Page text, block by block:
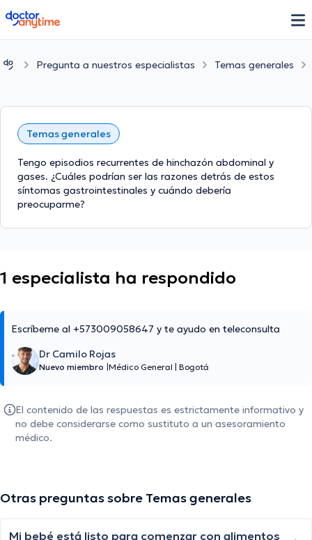
doctoranytime
Pregunta a nuestros especialistas Temas generales
Temas generales
Tengo episodios recurrentes de hinchazón abdominal y
gases. ¿Cuáles podrían ser las razones detrás de estos
síntomas gastrointestinales y cuándo debería
preocuparme?
1 especialista ha respondido
Escríbeme al +573009058647 y te ayudo en teleconsulta
Dr Camilo Rojas
Nuevo miembro Médico General Bogotá
El contenido de las respuestas es estrictamente informativo y
no debe considerarse como sustituto a un asesoramiento
médico.
Otras preguntas sobre Temas generales
Mi bebé está listo para comenzar con alimentos